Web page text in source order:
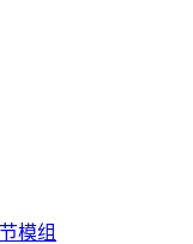
模组